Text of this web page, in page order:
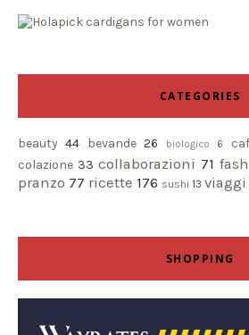
CATEGORIES
beauty 44 bevande 26 biologico 6
colazione 33 collaborazioni 71
pranzo 77 ricette 176 sushi 13 viaggi
SHOPPING